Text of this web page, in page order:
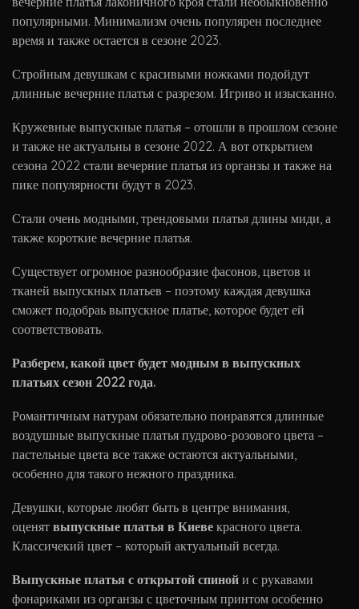
популярными. Минимализм очень популярен последнее
время и также остается в сезоне 2023.
Стройным девушкам с красивыми ножками подойдут
длинные вечерние платья с разрезом. Игриво и изысканно.
Кружевные выпускные платья – отошли в прошлом сезоне
и также не актуальны в сезоне 2022. А вот открытием
сезона 2022 стали вечерние платья из органзы и также на
пике популярности будут в 2023.
Стали очень модными, трендовыми платья длины миди, а
также короткие вечерние платья.
Существует огромное разнообразие фасонов, цветов и
тканей выпускных платьев – поэтому каждая девушка
сможет подобраь выпускное платье, которое будет ей
соответствовать.
Разберем, какой цвет будет модным в выпускных
платьях сезон 2022 года.
Романтичным натурам обязательно понравятся длинные
воздушные выпускные платья пудрово-розового цвета –
пастельные цвета все также остаются актуальными,
особенно для такого нежного праздника.
Девушки, которые любят быть в центре внимания,
оценят выпускные платья в Киеве красного цвета.
Классичекий цвет – который актуальный всегда.
Выпускные платья с открытой спиной и с рукавами
фонариками из органзы с цветочным принтом особенно